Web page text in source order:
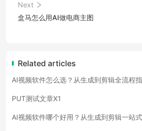
Next
盒马怎么用AI做电商主图
Related articles
AI视频软件怎么选？从生成到剪辑全流程
PUT测试文章X1
AI视频软件哪个好用？从生成到剪辑一站